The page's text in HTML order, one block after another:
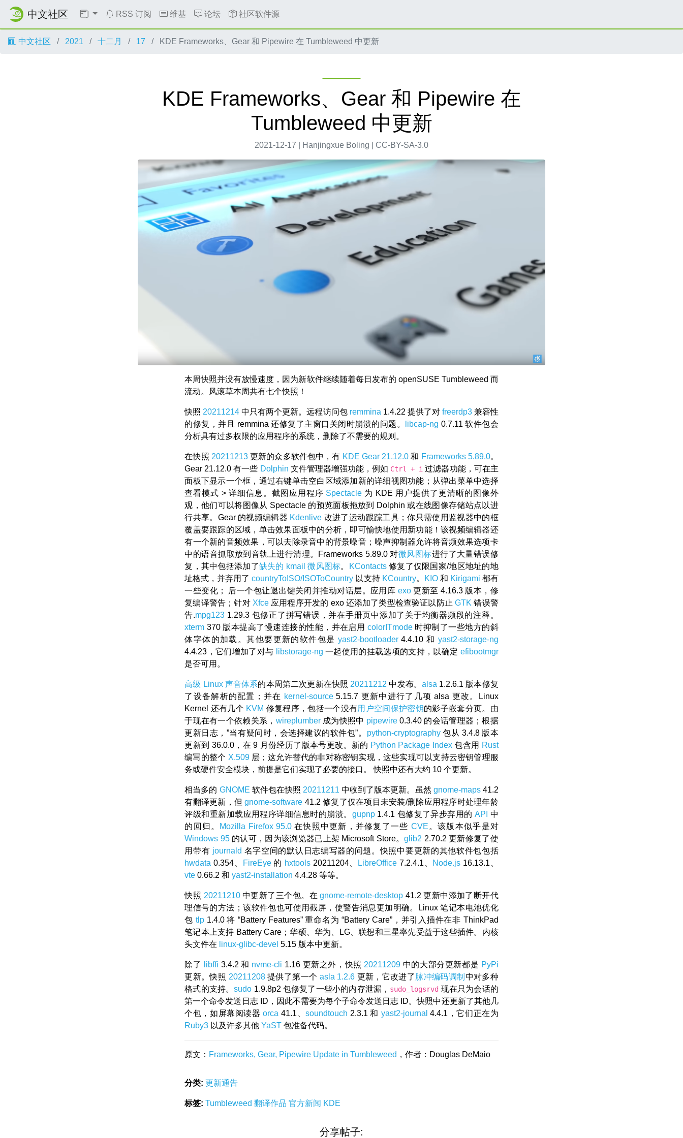
中文社区 RSS 订阅 维基 论坛 社区软件源
中文社区 2021 十二月 17 KDE Frameworks、Gear 和 Pipewire 在 Tumbleweed 中更新
KDE Frameworks、Gear 和 Pipewire 在
Tumbleweed 中更新
2021-12-17 | Hanjingxue Boling | CC-BY-SA-3.0
本周快照并没有放慢速度，因为新软件继续随着每日发布的 openSUSE Tumbleweed 而
流动。风滚草本周共有七个快照！
快照 20211214 中只有两个更新。远程访问包 remmina 1.4.22 提供了对 freerdp3兼容性
的修复，并且 remmina 还修复了主窗口关闭时崩溃的问题。
libcap-ng 0.7.11 软件包会
分析具有过多权限的应用程序的系统，删除了不需要的规则。
在快照 20211213更新的众多软件包中，有 KDE Gear 21.12.0 和 Frameworks 5.89.0。
Gear 21.12.0 有一些 Dolphin 文件管理器增强功能，例如 Ctrl + i 过滤器功能，可在主
面板下显示一个框，通过右键单击空白区域添加新的详细视图功能；从弹出菜单中选择
查看模式 > 详细信息。截图应用程序 Spectacle 为 KDE 用户提供了更清晰的图像外
观，他们可以将图像从 Spectacle 的预览面板拖放到 Dolphin 或在线图像存储站点以进
行共享。Gear 的视频编辑器 Kdenlive 改进了运动跟踪工具；你只需使用监视器中的框
覆盖要跟踪的区域，单击效果面板中的分析，即可愉快地使用新功能！该视频编辑器还
有一个新的音频效果，可以去除录音中的背景噪音；噪声抑制器允许将音频效果选项卡
中的语音抓取放到音轨上进行清理。Frameworks 5.89.0 对微风图标进行了大量错误修
复，其中包括添加了缺失的 kmail 微风图标。 KContacts修复了仅限国家/地区地址的地
址格式，并弃用了countryToISO/ISOToCountry 以支持 KCountry。 KIO和 Kirigami 都有
一些变化； 后一个包让退出键关闭并推动对话层。应用库 exo更新至 4.16.3 版本，修
复编译警告；针对 Xfce应用程序开发的 exo 还添加了类型检查验证以防止GTK 错误警
告.mpg123 1.29.3 包修正了拼写错误，并在手册页中添加了关于均衡器频段的注释。
xterm 370 版本提高了慢速连接的性能，并在启用 colorITmode时抑制了一些地方的斜
体字体的加载。其他要更新的软件包是yast2-bootloader 4.4.10 和 yast2-storage-ng
4.4.23，它们增加了对与 libstorage-ng 一起使用的挂载选项的支持，以确定 efibootmgr
是否可用。
高级 Linux 声音体系的本周第二次更新在快照 20211212 中发布。alsa 1.2.6.1 版本修复
了设备解析的配置；并在 kernel-source 5.15.7 更新中进行了几项 alsa 更改。Linux
Kernel 还有几个 KVM 修复程序，包括一个没有用户空间保护密钥的影子嵌套分页。由
于现在有一个依赖关系， wireplumber成为快照中 pipewire0.3.40 的会话管理器；根据
更新日志，”当有疑问时，会选择建议的软件包”。 python-cryptography包从 3.4.8 版本
更新到 36.0.0，在 9 月份经历了版本号更改。新的 Python Package Index包含用 Rust
编写的整个 X.509层；这允许替代的非对称密钥实现，这些实现可以支持云密钥管理服
务或硬件安全模块，前提是它们实现了必要的接口。 快照中还有大约 10 个更新。
相当多的 GNOME 软件包在快照 20211211 中收到了版本更新。虽然 gnome-maps41.2
有翻译更新，但gnome-software 41.2 修复了仅在项目未安装/删除应用程序时处理年龄
评级和重新加载应用程序详细信息时的崩溃。 gupnp1.4.1 包修复了异步弃用的API 中
的回归。
Mozilla Firefox 95.0在快照中更新，并修复了一些 CVE 。该版本似乎是对
Windows 95的认可，因为该浏览器已上架 Microsoft Store。glib2 2.70.2 更新修复了使
用带有 journald 名字空间的默认日志编写器的问题。快照中要更新的其他软件包包括
hwdata 0.354、 FireEye的 hxtools20211204、 LibreOffice 7.2.4.1、 Node.js 16.13.1、
vte 0.66.2 和yast2-installation 4.4.28 等等。
快照 20211210中更新了三个包。在gnome-remote-desktop 41.2 更新中添加了断开代
理信号的方法；该软件包也可使用截屏，使警告消息更加明确。Linux 笔记本电池优化
包 tlp1.4.0 将 “Battery Features” 重命名为 “Battery Care”，并引入插件在非 ThinkPad
笔记本上支持 Battery Care；华硕、华为、LG、联想和三星率先受益于这些插件。内核
头文件在 linux-glibc-devel 5.15 版本中更新。
除了 libffi 3.4.2 和 nvme-cli 1.16 更新之外，快照 20211209 中的大部分更新都是 PyPi
更新。快照 20211208提供了第一个 asla 1.2.6 更新，它改进了 脉冲编码调制 中对多种
格式的支持。sudo 1.9.8p2 包修复了一些小的内存泄漏， sudo_logsrvd 现在只为会话的
第一个命令发送日志 ID，因此不需要为每个子命令发送日志 ID。快照中还更新了其他几
个包，如屏幕阅读器orca 41.1、soundtouch 2.3.1 和 yast2-journal 4.4.1，它们正在为
Ruby3 以及许多其他YaST 包准备代码。
原文： Frameworks, Gear, Pipewire Update in Tumbleweed ，作者：Douglas DeMaio
分类: 更新通告
标签: Tumbleweed翻译作品官方新闻 KDE
分享帖子: